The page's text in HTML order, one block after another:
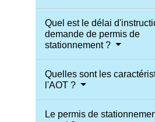
Quel est le délai
demande de permis de
stationnement ?
Quelles sont les
l'AOT ?
Le permis de